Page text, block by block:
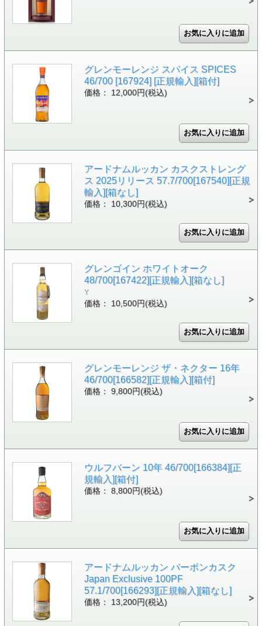
グレンモーレンジ スパイス SPICES
46/700 [167924] [正規輸入][箱付]
価格： 12,000円(税込)
アードナムルッカン カスクストレング
ス 2025リリース 57.7/700[167540][正規
輸入][箱なし]
価格： 10,300円(税込)
グレンゴイン ホワイトオーク
48/700[167422][正規輸入][箱なし]
Y
価格： 10,500円(税込)
グレンモーレンジ ザ・ネクター 16年
46/700[166582][正規輸入][箱付]
価格： 9,800円(税込)
ウルフバーン 10年 46/700[166384][正
規輸入][箱付]
価格： 8,800円(税込)
アードナムルッカン バーボンカスク
Japan Exclusive 100PF
57.1/700[166293][正規輸入][箱なし]
価格： 13,200円(税込)